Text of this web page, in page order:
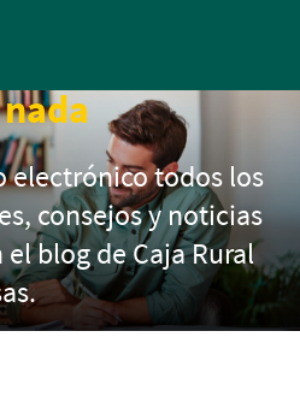
electrónico todos los
consejos y noticias
blog de Caja Rural